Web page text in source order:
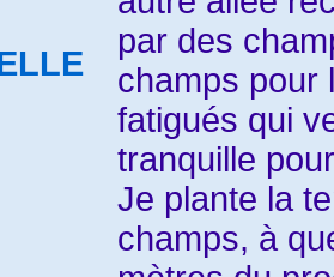
par des
champs pour
fatigués qui
tranquille
Je plante la
champs, à